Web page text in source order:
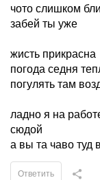
чото слишком
забей ты уже
жисть прикрасна
погода седня
погулять там
ладно я на
сюдой
а вы та чаво туд
Ответить